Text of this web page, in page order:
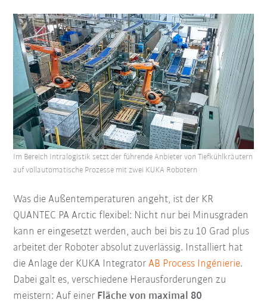
Was die Außentemperaturen angeht, ist der KR
QUANTEC PA Arctic flexibel: Nicht nur bei Minusgraden
kann er eingesetzt werden, auch bei bis zu 10 Grad plus
arbeitet der Roboter absolut zuverlässig. Installiert hat
die Anlage der KUKA IntegratorAB Process Ingénierie.
Dabei galt es, verschiedene Herausforderungen zu
meistern: Auf einer Fläche von maximal 80
Im Bereich Intralogistik setzt der führende Anbieter von Tiefkühlkräutern
auf vollautomatische Prozesse mit zwei KUKA Robotern